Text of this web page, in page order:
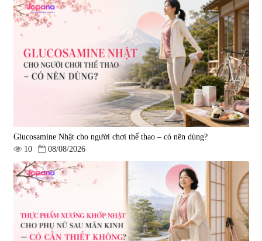
Viên uống bổ não Ribeto Shoji
|57.920
1.450.000 đ
Viên nang uống cải thiện thị lực,
trí nhớ DHA + EPA + Flaxseed
Oil 30 viên/gói - Date 02/2027
|52.346
225.000 đ
Tẩy tế bào chết Nichiei Bussan
Nano NMN+ Peeling Gel
|0
1.490.000 đ
Viên uống hỗ trợ bền thành
mạch, ngừa tai biến Elastin Plus
& Nattokinase Hokoen 80 viên
0
980.000 đ
Glucosamine Nhật cho người chơi thể thao – có nên dùng?
10
08/08/2026